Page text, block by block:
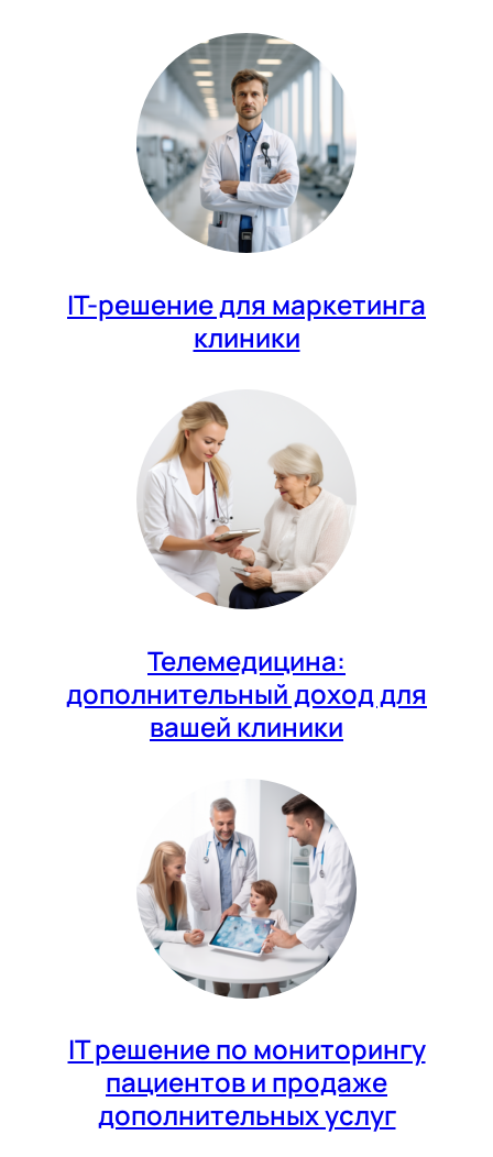
IT-решение для маркетинга
клиники
Телемедицина:
дополнительный доход для
вашей клиники
IT решение по мониторингу
пациентов и продаже
дополнительных услуг